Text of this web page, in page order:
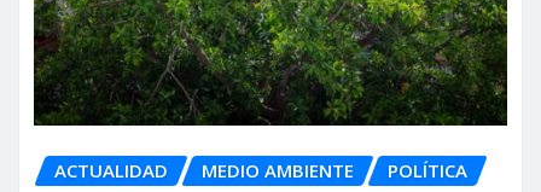
ACTUALIDAD MEDIO AMBIENTE POLÍTICA